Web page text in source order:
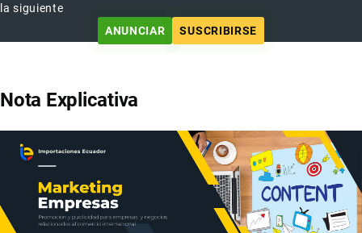
la siguiente
ANUNCIAR
SUSCRIBIRSE
Nota Explicativa